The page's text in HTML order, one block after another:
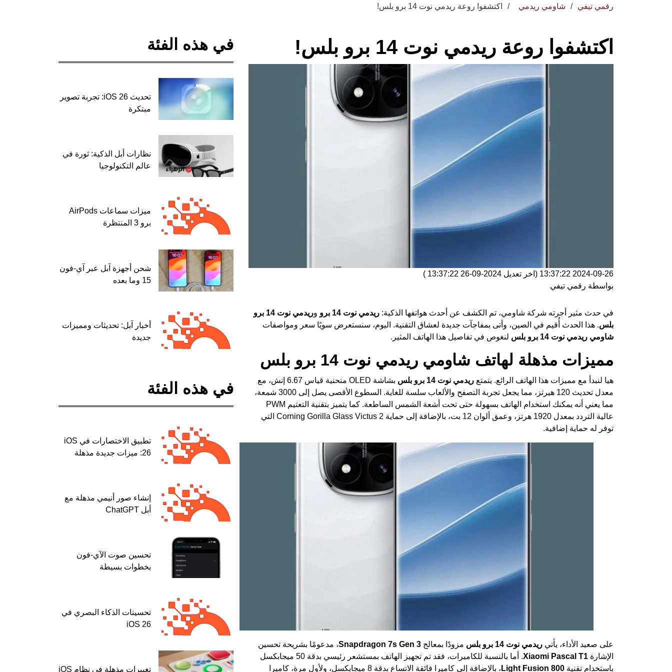
رقمي تيفي شاومي ريدمي اكتشفوا روعة ريدمي نوت 14 برو بلس!
اكتشفوا روعة ريدمي نوت 14 برو بلس!
2024-09-26 13:37:22 (اخر تعديل 2024-09-26 13:37:22
)
بواسطة رقمي تيفي
في حدث مثير أجرته شركة شاومي، تم الكشف عن أحدث هواتفها الذكية: ريدمي نوت 14 برو و
ريدمي نوت 14 برو
بلس. هذا الحدث أُقيم في الصين، وأتى بمفاجآت جديدة لعشاق التقنية. اليوم، سنستعرض سويًا سعر ومواصفات
شاومي ريدمي نوت 14 برو بلس
لنغوص في تفاصيل هذا الهاتف المثير.
مميزات مذهلة لهاتف شاومي ريدمي نوت 14 برو بلس
هيا لنبدأ مع مميزات هذا الهاتف الرائع. يتمتع ريدمي نوت 14 برو بلس
بشاشة OLED منحنية قياس 6.67 إنش، مع
معدل تحديث 120 هيرتز، مما يجعل تجربة التصفح والألعاب سلسة للغاية. السطوع الأقصى يصل إلى 3000 شمعة،
مما يعني أنه يمكنك استخدام الهاتف بسهولة حتى تحت أشعة الشمس الساطعة. كما يتميز بتقنية التعتيم PWM
عالية التردد بمعدل 1920 هرتز، وعمق ألوان 12 بت، بالإضافة إلى حماية Corning Gorilla Glass Victus 2 التي
توفر له حماية إضافية.
على صعيد الأداء، يأتي ريدمي نوت 14 برو بلس مزودًا بمعالج Snapdragon 7s Gen 3، مدعومًا بشريحة تحسين
الإشارة Xiaomi Pascal T1
. أما بالنسبة للكاميرات، فقد تم تجهيز الهاتف بمستشعر رئيسي بدقة 50 ميجابكسل
باستخدام تقنية Light Fusion 800 ، بالإضافة إلى كاميرا فائقة الاتساع بدقة 8 ميجابكسل، ولأول مرة، كاميرا
في هذه الفئة
تحديث iOS 26: تجربة تصوير
مبتكرة
نظارات أبل الذكية: ثورة في
عالم التكنولوجيا
ميزات سماعات AirPods
برو 3 المنتظرة
شحن أجهزة آبل عبر آي-فون
15 وما بعده
أخبار آبل: تحديثات ومميزات
جديدة
في هذه الفئة
تطبيق الاختصارات في iOS
26: ميزات جديدة مذهلة
إنشاء صور أنيمي مذهلة مع
أبل ChatGPT
تحسين صوت الآي-فون
بخطوات بسيطة
تحسينات الذكاء البصري في
iOS 26
تغييرات مذهلة في نظام iOS